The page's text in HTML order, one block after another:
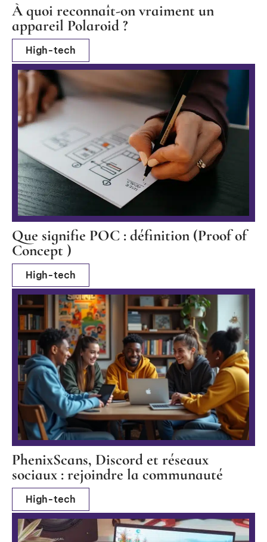
À quoi reconnaît-on vraiment un
appareil Polaroid ?
High-tech
Que signifie POC : définition (Proof of
Concept )
High-tech
PhenixScans, Discord et réseaux
sociaux : rejoindre la communauté
High-tech